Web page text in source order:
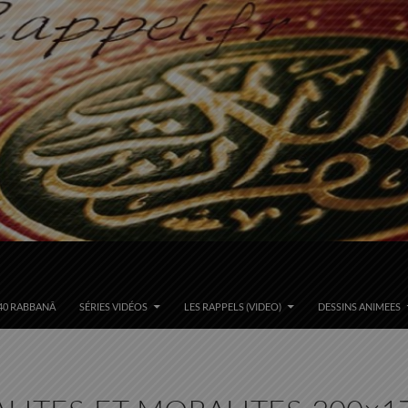
RABBANÂ SÉRIES VIDÉOS LES RAPPELS (VIDEO) DESSINS ANIMEES